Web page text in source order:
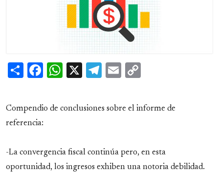
ShareFacebook
WhatsApp
X Telegram
Email
Compendio de conclusiones sobre el informe de
referencia:
-La convergencia fiscal continúa pero, en esta
oportunidad, los ingresos exhiben una notoria debilidad.